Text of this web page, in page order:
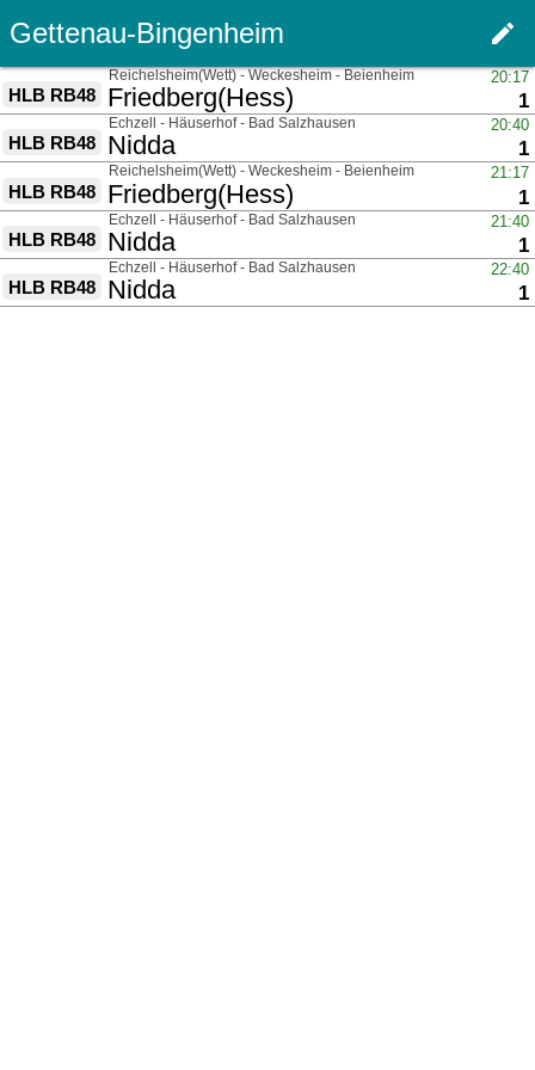
Gettenau-Bingenheim edit
HLB RB48 nach
Friedberg(Hess)
20:17
1
über
Reichelsheim(Wett) - Weckesheim - Beienheim
HLB RB48 nach
Nidda
20:40
1
über
Echzell - Häuserhof - Bad Salzhausen
HLB RB48 nach
Friedberg(Hess)
21:17
1
über
Reichelsheim(Wett) - Weckesheim - Beienheim
HLB RB48 nach
Nidda
21:40
1
über
Echzell - Häuserhof - Bad Salzhausen
HLB RB48 nach
Nidda
22:40
1
über
Echzell - Häuserhof - Bad Salzhausen